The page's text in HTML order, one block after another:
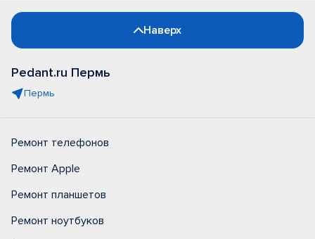
Наверх
Pedant.ru Пермь
Пермь
Ремонт телефонов
Ремонт Apple
Ремонт планшетов
Ремонт ноутбуков